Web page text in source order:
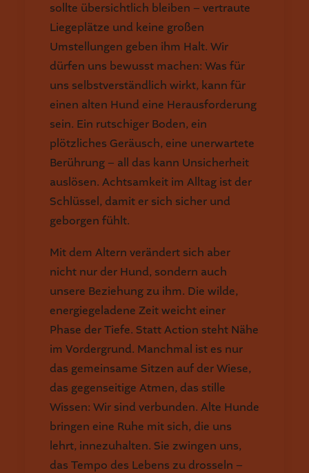
sollte übersichtlich bleiben – vertraute
Liegeplätze und keine großen
Umstellungen geben ihm Halt. Wir
dürfen uns bewusst machen: Was für
uns selbstverständlich wirkt, kann für
einen alten Hund eine Herausforderung
sein. Ein rutschiger Boden, ein
plötzliches Geräusch, eine unerwartete
Berührung – all das kann Unsicherheit
auslösen. Achtsamkeit im Alltag ist der
Schlüssel, damit er sich sicher und
geborgen fühlt.
Mit dem Altern verändert sich aber
nicht nur der Hund, sondern auch
unsere Beziehung zu ihm. Die wilde,
energiegeladene Zeit weicht einer
Phase der Tiefe. Statt Action steht Nähe
im Vordergrund. Manchmal ist es nur
das gemeinsame Sitzen auf der Wiese,
das gegenseitige Atmen, das stille
Wissen: Wir sind verbunden. Alte Hunde
bringen eine Ruhe mit sich, die uns
lehrt, innezuhalten. Sie zwingen uns,
das Tempo des Lebens zu drosseln –